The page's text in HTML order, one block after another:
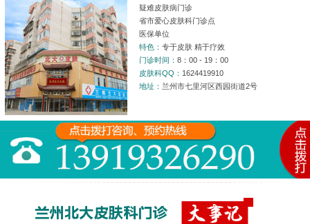
疑难皮肤病门诊
省市爱心皮肤科门诊点
医保单位
特色：专于皮肤 精于疗效
门诊时间：8：00 - 19：00
皮肤科QQ： 1624419910
地址： 兰州市七里河区西园街道2号